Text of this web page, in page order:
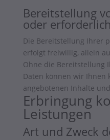
Bereitstellung
oder erforderlich
Die Bereitstellung Ihrer
erfolgt freiwillig, allein
Ohne die Bereitstellung
Daten können wir Ihnen
angebotenen Inhalte
Erbringung
Leistungen
Art und Zweck